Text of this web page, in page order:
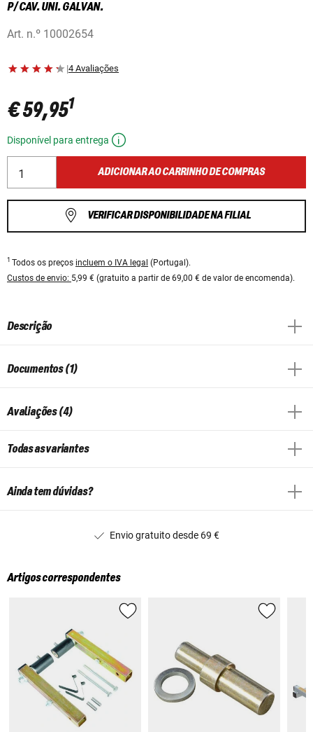
P/ CAV. UNI. GALVAN.
Art. n.º 10002654
|4 Avaliações
€ 59,951
Disponível para entrega
ADICIONAR AO CARRINHO DE COMPRAS
VERIFICAR DISPONIBILIDADE NA FILIAL
1 Todos os preços incluem o IVA legal (Portugal).
Custos de envio: 5,99 € (gratuito a partir de 69,00 € de valor de encomenda).
Descrição
Documentos (1)
Avaliações (4)
Todas as variantes
Ainda tem dúvidas?
Envio gratuito desde 69 €
Artigos correspondentes